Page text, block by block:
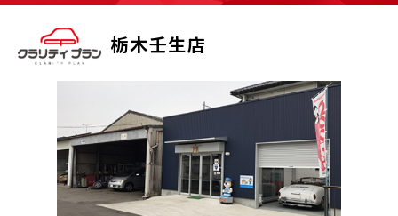
栃木壬生店